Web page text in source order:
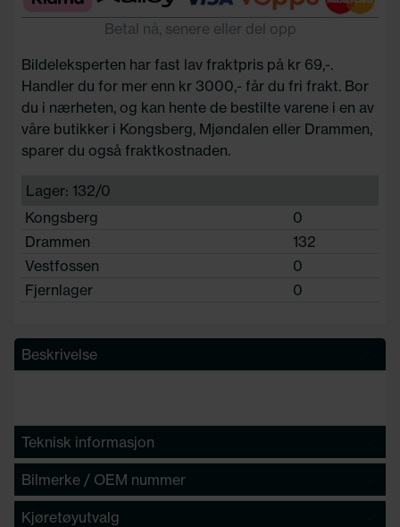
Betal nå, senere eller del opp
Bildeleksperten har fast lav fraktpris på kr 69,-.
Handler du for mer enn kr 3000,- får du fri frakt. Bor
du i nærheten, og kan hente de bestilte varene i en av
våre butikker i Kongsberg, Mjøndalen eller Drammen,
sparer du også fraktkostnaden.
Lager: 132/0
Kongsberg
0
Drammen
132
Vestfossen
0
Fjernlager
0
Beskrivelse
Teknisk informasjon
Bilmerke / OEM nummer
Kjøretøyutvalg